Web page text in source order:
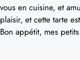
vous en cuisine, et
plaisir, et cette tarte
Bon appétit, mes